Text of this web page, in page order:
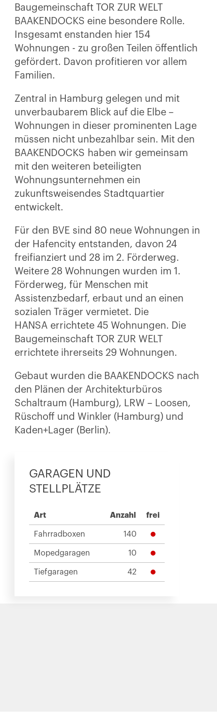
Baugemeinschaft TOR ZUR WELT
BAAKENDOCKS eine besondere Rolle.
Insgesamt enstanden hier 154
Wohnungen - zu großen Teilen öffentlich
gefördert. Davon profitieren vor allem
Familien.
Zentral in Hamburg gelegen und mit
unverbaubarem Blick auf die Elbe –
Wohnungen in dieser prominenten Lage
müssen nicht unbezahlbar sein. Mit den
BAAKENDOCKS haben wir gemeinsam
mit den weiteren beteiligten
Wohnungsunternehmen ein
zukunftsweisendes Stadtquartier
entwickelt.
Für den BVE sind 80 neue Wohnungen in
der Hafencity entstanden, davon 24
freifianziert und 28 im 2. Förderweg.
Weitere 28 Wohnungen wurden im 1.
Förderweg, für Menschen mit
Assistenzbedarf, erbaut und an einen
sozialen Träger vermietet. Die
HANSA errichtete 45 Wohnungen. Die
Baugemeinschaft TOR ZUR WELT
errichtete ihrerseits 29 Wohnungen.
Gebaut wurden die BAAKENDOCKS nach
den Plänen der Architekturbüros
Schaltraum (Hamburg), LRW – Loosen,
Rüschoff und Winkler (Hamburg) und
Kaden+Lager (Berlin).
GARAGEN UND
STELLPLÄTZE
Art Anzahl frei
Fahrradboxen 140
Mopedgaragen 10
Tiefgaragen 42